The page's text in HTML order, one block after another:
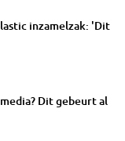
inzamelzak: 'Dit
Dit gebeurt al